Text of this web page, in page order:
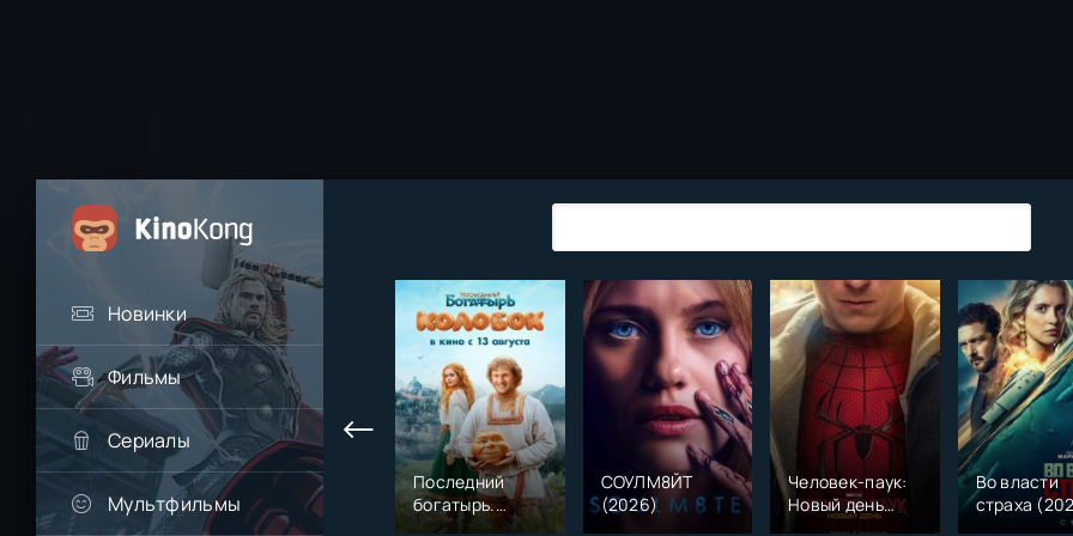
Новинки
Фильмы
Сериалы
Мультфильмы
Последний
богатырь.
Колобок (2026)
СОУЛМ8ЙТ
(2026)
Человек-паук:
Новый день
(2026)
Во власти
страха